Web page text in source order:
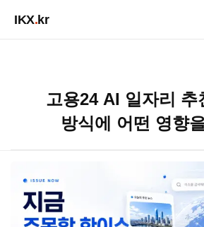
IKX.kr
고용24 AI 일자리 추
방식에 어떤 영향